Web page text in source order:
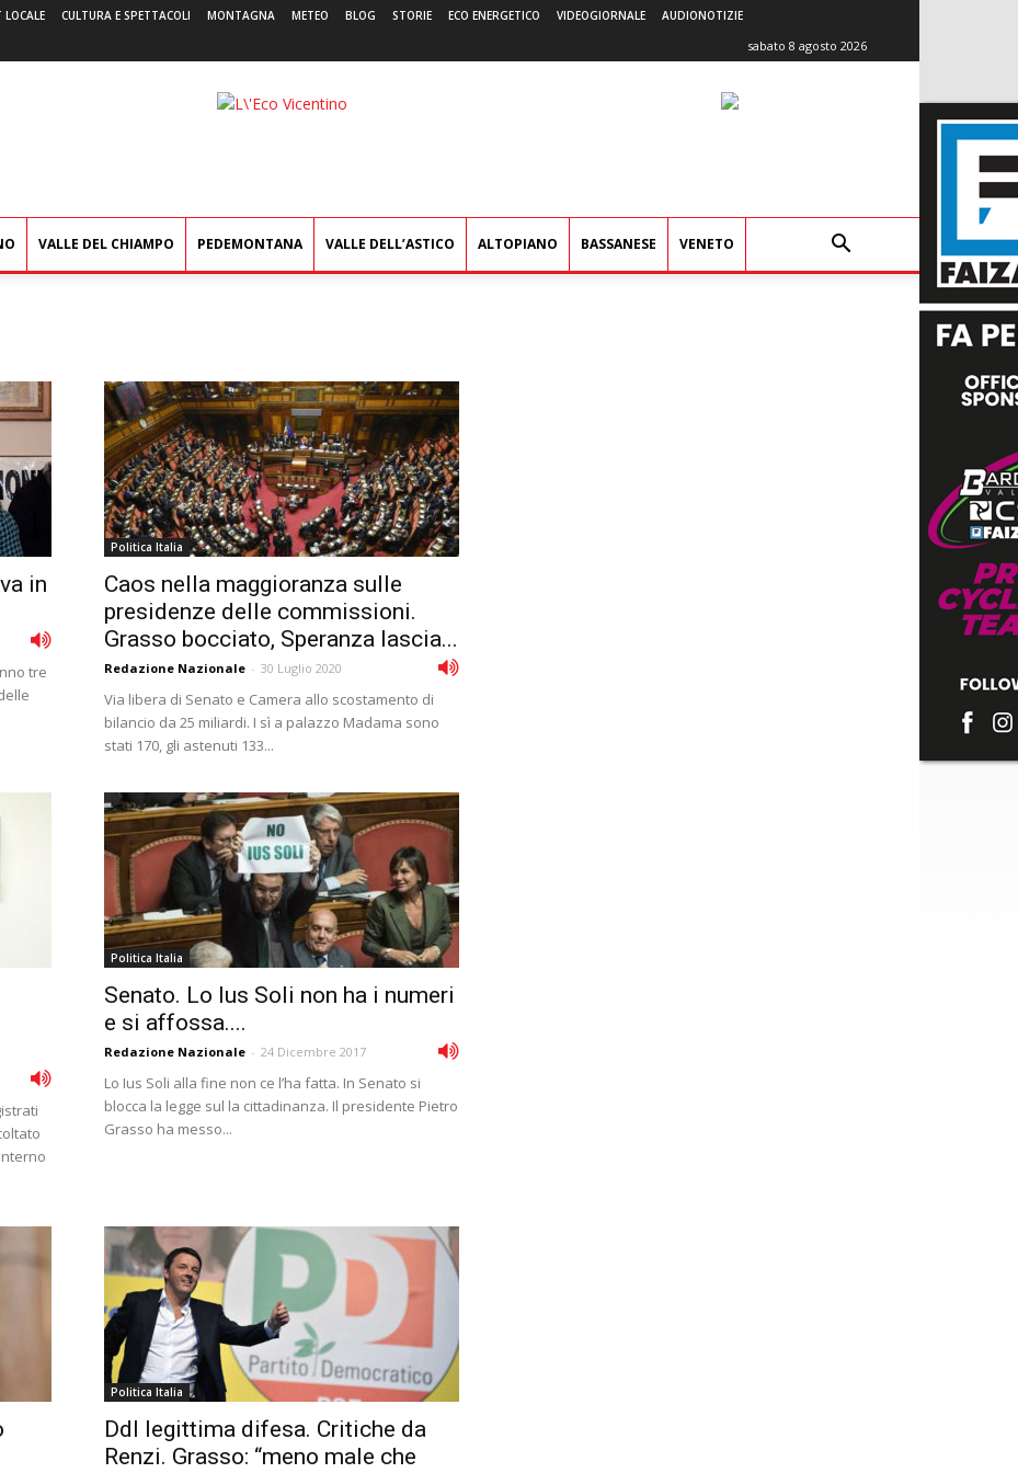
LOCALE CULTURA E SPETTACOLI MONTAGNA METEO BLOG STORIE ECO ENERGETICO VIDEOGIORNALE AUDIONOTIZIE
sabato 8 agosto 2026
L'Eco
VALLE DEL CHIAMPO PEDEMONTANA VALLE DELL’ASTICO ALTOPIANO BASSANESE VENETO
in
tre
Politica Italia
Caos nella maggioranza sulle
presidenze delle commissioni.
Grasso bocciato, Speranza lascia...
Redazione Nazionale - 30 Luglio 2020
Via libera di Senato e Camera allo scostamento di
bilancio da 25 miliardi. I sì a palazzo Madama sono
stati 170, gli astenuti 133...
Politica Italia
Senato. Lo Ius Soli non ha i numeri
e si affossa....
Redazione Nazionale - 24 Dicembre 2017
Lo Ius Soli alla fine non ce l’ha fatta. In Senato si
blocca la legge sul la cittadinanza. Il presidente Pietro
Grasso ha messo...
Politica Italia
Ddl legittima difesa. Critiche da
Renzi. Grasso: “meno male che